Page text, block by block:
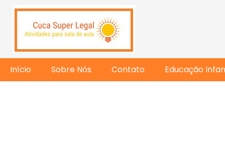
Início Sobre Nós Contato Educação